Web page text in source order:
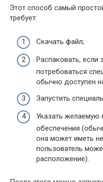
Этот способ самый
требует:
Скачать файл;
Распаковать, если
потребоваться
обычно доступен
Запустить
Указать желаемую
обеспечения
она может иметь
пользователь
расположение).